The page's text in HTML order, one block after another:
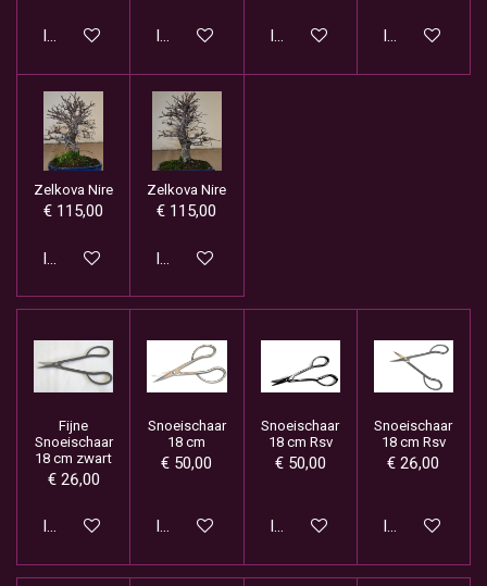
In winkelwagen In winkelwagen In winkelwagen In
Zelkova Nire
€ 115,00
In winkelwagen
Zelkova Nire
€ 115,00
In winkelwagen
Fijne
Snoeischaar
18 cm zwart
€ 26,00
In winkelwagen
Snoeischaar
18 cm
€ 50,00
In winkelwagen
Snoeischaar
18 cm Rsv
€ 50,00
In winkelwagen
Snoeischaar
18 cm Rsv
€ 26,00
In